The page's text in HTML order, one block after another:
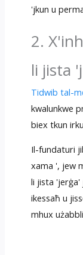
'jkun u
2.
li jista
Tidwib tal-
kwalunkwe
biex tkun
Il-fundaturi
xama ', jew
li jista 'jerġa'
ikessaħ u
mhux